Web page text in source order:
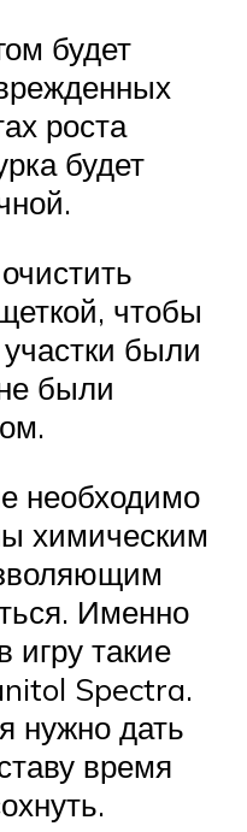
будет
роста
будет
чтобы
были
были
необходимо
химическим
Именно
игру такие
Spectra.
нужно дать
время